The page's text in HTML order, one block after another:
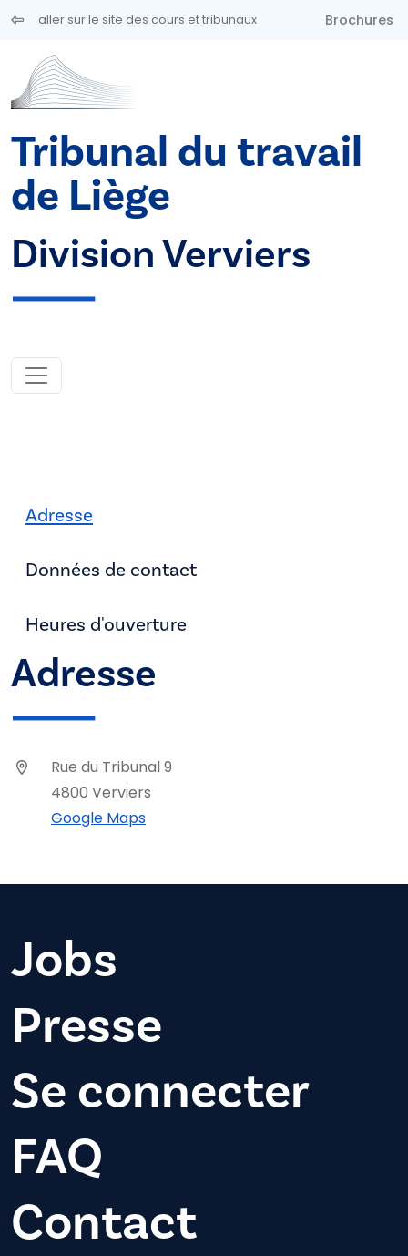
Aller au contenu principal
aller sur le site des cours et tribunaux Brochures
Tribunal du travail
de Liège
Division Verviers
Adresse
Données de contact
Heures d'ouverture
Adresse
Rue du Tribunal 9
4800 Verviers
Google Maps
Jobs
Presse
Se connecter
FAQ
Contact